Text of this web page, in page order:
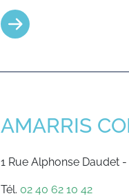
AMARRIS
1 Rue Alphonse Daudet
Tél. 02 40 62 10 42